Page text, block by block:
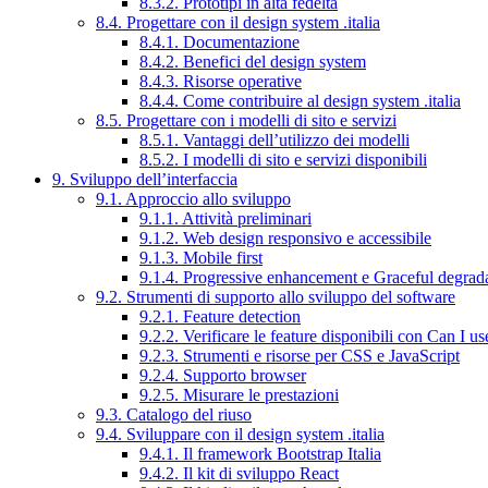
8.4. Progettare con il design system .italia
8.4.1. Documentazione
8.4.2. Benefici del design system
8.4.3. Risorse operative
8.4.4. Come contribuire al design system .italia
8.5. Progettare con i modelli di sito e servizi
8.5.1. Vantaggi dell’utilizzo dei modelli
8.5.2. I modelli di sito e servizi disponibili
9. Sviluppo dell’interfaccia
9.1. Approccio allo sviluppo
9.1.1. Attività preliminari
9.1.2. Web design responsivo e accessibile
9.1.3. Mobile first
9.1.4. Progressive enhancement e Graceful
9.2. Strumenti di supporto allo sviluppo del software
9.2.1. Feature detection
9.2.2. Verificare le feature disponibili con Can I
9.2.3. Strumenti e risorse per CSS e JavaScript
9.2.4. Supporto browser
9.2.5. Misurare le prestazioni
9.3. Catalogo del riuso
9.4. Sviluppare con il design system .italia
9.4.1. Il framework Bootstrap Italia
9.4.2. Il kit di sviluppo React